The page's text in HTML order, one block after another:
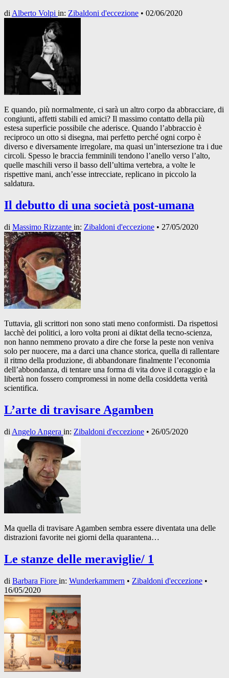
di Alberto Volpi in: Zibaldoni d'eccezione • 02/06/2020
E quando, più normalmente, ci sarà un altro corpo da abbracciare, di
congiunti, affetti stabili ed amici? Il massimo contatto della più
estesa superficie possibile che aderisce. Quando l’abbraccio è
reciproco un otto si disegna, mai perfetto perché ogni corpo è
diverso e diversamente irregolare, ma quasi un’intersezione tra i due
circoli. Spesso le braccia femminili tendono l’anello verso l’alto,
quelle maschili verso il basso dell’ultima vertebra, a volte le
rispettive mani, anch’esse intrecciate, replicano in piccolo la
saldatura.
Il debutto di una società post-umana
di Massimo Rizzante in: Zibaldoni d'eccezione • 27/05/2020
Tuttavia, gli scrittori non sono stati meno conformisti. Da rispettosi
lacchè dei politici, a loro volta proni ai diktat della tecno-scienza,
non hanno nemmeno provato a dire che forse la peste non veniva
solo per nuocere, ma a darci una chance storica, quella di rallentare
il ritmo della produzione, di abbandonare finalmente l’economia
dell’abbondanza, di tentare una forma di vita dove il coraggio e la
libertà non fossero compromessi in nome della cosiddetta verità
scientifica.
L’arte di travisare Agamben
di Angelo Angera in: Zibaldoni d'eccezione • 26/05/2020
Ma quella di travisare Agamben sembra essere diventata una delle
distrazioni favorite nei giorni della quarantena…
Le stanze delle meraviglie/ 1
di Barbara Fiore in: Wunderkammern • Zibaldoni d'eccezione •
16/05/2020